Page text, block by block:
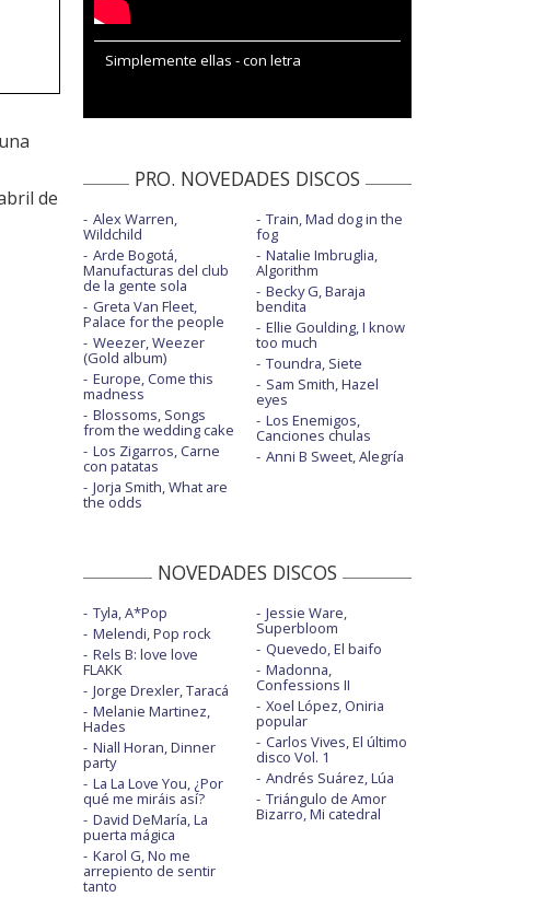
de
Simplemente ellas - con letra
PRO. NOVEDADES DISCOS
Alex Warren,
Wildchild
Arde Bogotá,
Manufacturas del club
de la gente sola
Greta Van Fleet,
Palace for the people
Weezer, Weezer
(Gold album)
Europe, Come this
madness
Blossoms, Songs
from the wedding cake
Los Zigarros, Carne
con patatas
Jorja Smith, What are
the odds
Train, Mad dog in the
fog
Natalie Imbruglia,
Algorithm
Becky G, Baraja
bendita
Ellie Goulding, I know
too much
Toundra, Siete
Sam Smith, Hazel
eyes
Los Enemigos,
Canciones chulas
Anni B Sweet, Alegría
NOVEDADES DISCOS
Tyla, A*Pop
Melendi, Pop rock
Rels B: love love
FLAKK
Jorge Drexler, Taracá
Melanie Martinez,
Hades
Niall Horan, Dinner
party
La La Love You, ¿Por
qué me miráis así?
David DeMaría, La
puerta mágica
Karol G, No me
arrepiento de sentir
tanto
Jessie Ware,
Superbloom
Quevedo, El baifo
Madonna,
Confessions II
Xoel López, Oniria
popular
Carlos Vives, El último
disco Vol. 1
Andrés Suárez, Lúa
Triángulo de Amor
Bizarro, Mi catedral